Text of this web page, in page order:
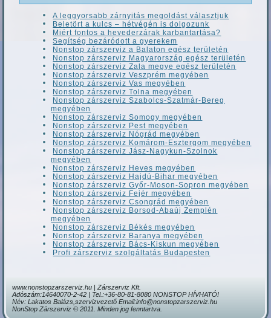
A leggyorsabb zárnyitás megoldást választjuk
Beletört a kulcs – hétvégén is dolgozunk
Miért fontos a hevederzárak karbantartása?
Segítség bezáródott a gyerekem
Nonstop zárszerviz a Balaton egész területén
Nonstop zárszerviz Magyarország egész területén
Nonstop zárszerviz Zala megye egész területén
Nonstop zárszerviz Veszprém megyében
Nonstop zárszerviz Vas megyében
Nonstop zárszerviz Tolna megyében
Nonstop zárszerviz Szabolcs-Szatmár-Bereg
megyében
Nonstop zárszerviz Somogy megyében
Nonstop zárszerviz Pest megyében
Nonstop zárszerviz Nógrád megyében
Nonstop zárszerviz Komárom-Esztergom megyében
Nonstop zárszerviz Jász-Nagykun-Szolnok
megyében
Nonstop zárszerviz Heves megyében
Nonstop zárszerviz Hajdú-Bihar megyében
Nonstop zárszerviz Győr-Moson-Sopron megyében
Nonstop zárszerviz Fejér megyében
Nonstop zárszerviz Csongrád megyében
Nonstop zárszerviz Borsod-Abaúj Zemplén
megyében
Nonstop zárszerviz Békés megyében
Nonstop zárszerviz Baranya megyében
Nonstop zárszerviz Bács-Kiskun megyében
Profi zárszerviz szolgáltatás Budapesten
www.nonstopzarszerviz.hu | Zárszerviz Kft.
Adószám:14640070-2-42 | Tel.:+36-80-81-8080 NONSTOP HÍVHATÓ!
Név: Lakatos Balázs,szervizvezető Email:info@nonstopzarszerviz.hu
NonStop Zárszerviz © 2011. Minden jog fenntartva.